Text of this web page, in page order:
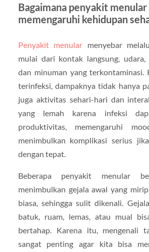
Bagaimana penyakit menular
memengaruhi kehidupan
Penyakit menular menyebar
mulai dari kontak langsung, udara,
dan minuman yang terkontaminasi.
terinfeksi, dampaknya tidak hanya
juga aktivitas sehari-hari dan
yang lemah karena infeksi
produktivitas, memengaruhi
menimbulkan komplikasi serius
dengan tepat.
Beberapa penyakit menular
menimbulkan gejala awal yang
biasa, sehingga sulit dikenali.
batuk, ruam, lemas, atau mual
bertahap. Karena itu, mengenali
sangat penting agar kita bisa